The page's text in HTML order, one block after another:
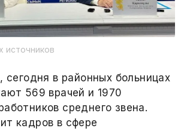
источников
сегодня в районных больницах
569 врачей и 1970
среднего звена.
кадров в сфере